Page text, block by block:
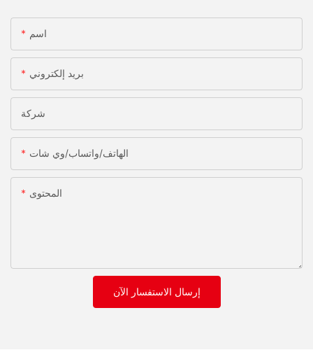
اسم
بريد إلكتروني
شركة
الهاتف/واتساب/وي شات
المحتوى
إرسال الاستفسار الآن